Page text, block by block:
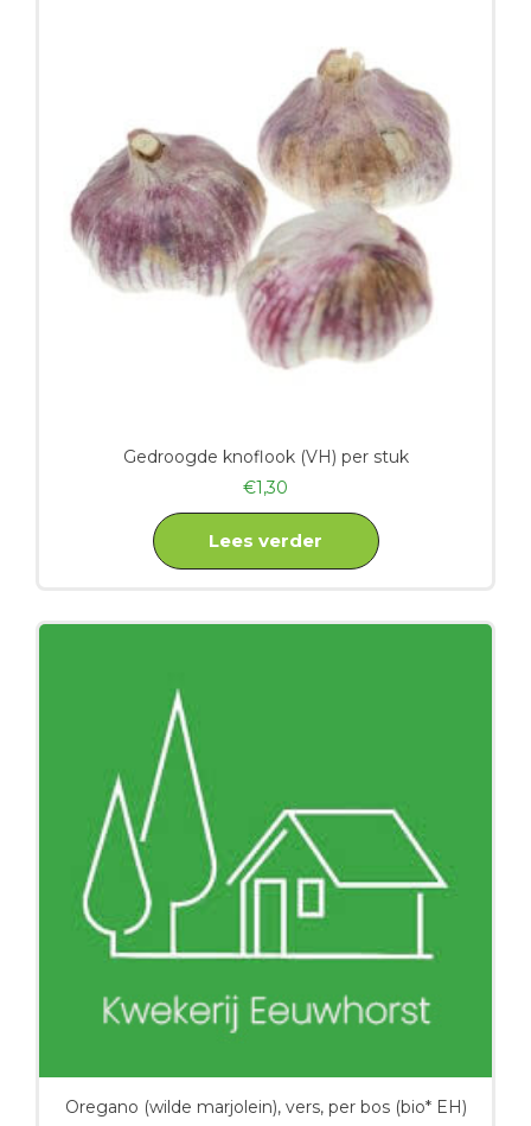
Gedroogde knoflook (VH) per stuk
€1,30
Lees verder
Oregano (wilde marjolein), vers, per bos (bio* EH)